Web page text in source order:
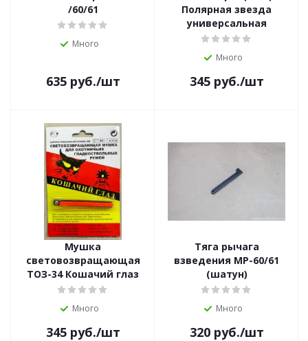
/60/61
Много
635руб./шт
Полярная звезда
универсальная
Много
345руб./шт
Мушка
световозвращающая
ТОЗ-34 Кошачий глаз
Много
345руб./шт
Тяга рычага
взведения МР-60/61
(шатун)
Много
320руб./шт